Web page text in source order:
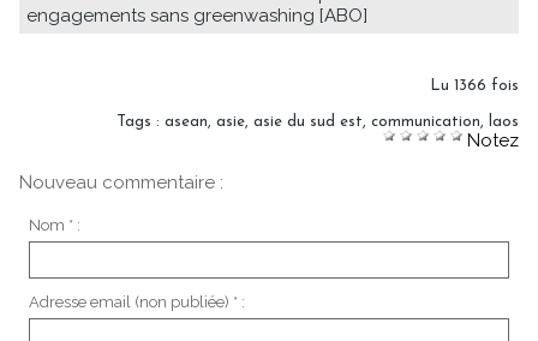
engagements sans greenwashing [ABO]
Lu 1366 fois
Tags : asean, asie, asie du sud est, communication, laos
Notez
Nouveau commentaire :
Nom * :
Adresse email (non publiée) * :